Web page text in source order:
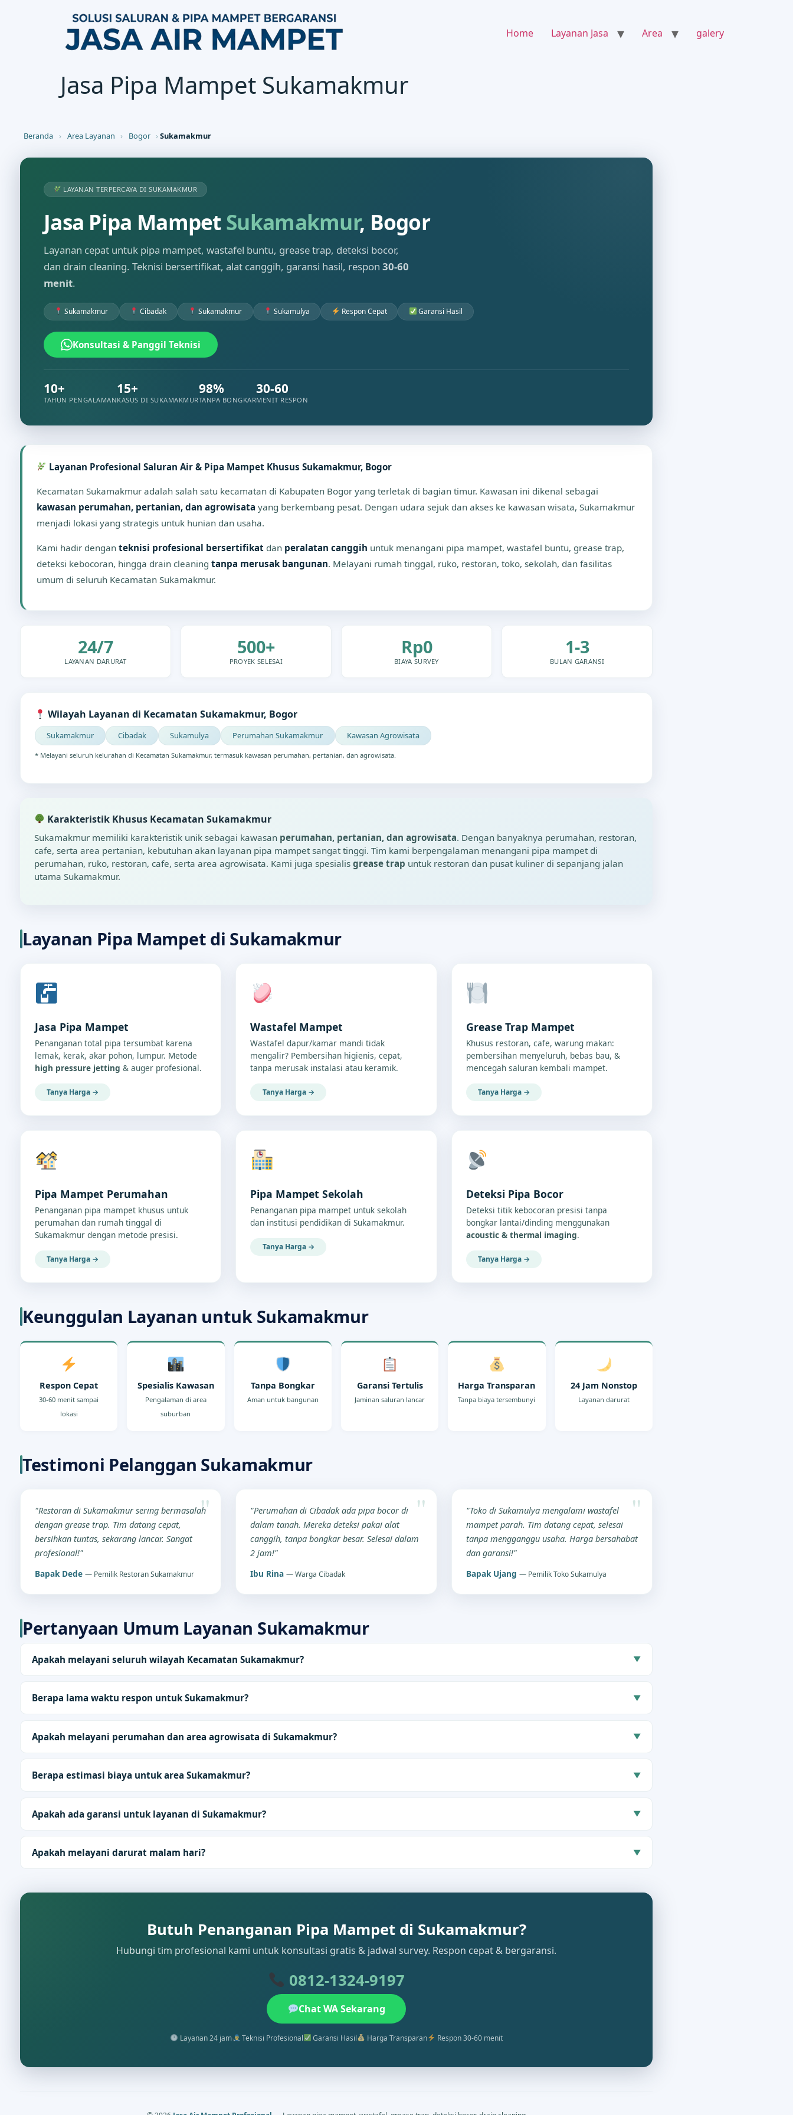
Home Layanan Jasa Area galery
Jasa Pipa Mampet Sukamakmur
Beranda › Area Layanan › Bogor ›Sukamakmur
LAYANAN TERPERCAYA DI SUKAMAKMUR
Jasa Pipa MampetSukamakmur, Bogor
Layanan cepat untuk pipa mampet, wastafel buntu, grease trap, deteksi bocor,
dan drain cleaning. Teknisi bersertifikat, alat canggih, garansi hasil, respon 30-60
menit.
Sukamakmur Cibadak Sukamakmur Sukamulya Respon Cepat Garansi Hasil
Konsultasi & Panggil Teknisi
10+
TAHUN PENGALAMAN
15+
KASUS DI SUKAMAKMUR
98%
TANPA BONGKAR
30-60
MENIT RESPON
Layanan Profesional Saluran Air & Pipa Mampet Khusus Sukamakmur, Bogor
Kecamatan Sukamakmur adalah salah satu kecamatan di Kabupaten Bogor yang terletak di bagian timur. Kawasan ini dikenal sebagai
kawasan perumahan, pertanian, dan agrowisata yang berkembang pesat. Dengan udara sejuk dan akses ke kawasan wisata, Sukamakmur
menjadi lokasi yang strategis untuk hunian dan usaha.
Kami hadir dengan teknisi profesional bersertifikat dan peralatan canggih untuk menangani pipa mampet, wastafel buntu, grease trap,
deteksi kebocoran, hingga drain cleaning tanpa merusak bangunan. Melayani rumah tinggal, ruko, restoran, toko, sekolah, dan fasilitas
umum di seluruh Kecamatan Sukamakmur.
24/7
LAYANAN DARURAT
500+
PROYEK SELESAI
Rp0
BIAYA SURVEY
1-3
BULAN GARANSI
Wilayah Layanan di Kecamatan Sukamakmur, Bogor
Sukamakmur Cibadak Sukamulya Perumahan Sukamakmur Kawasan Agrowisata
* Melayani seluruh kelurahan di Kecamatan Sukamakmur, termasuk kawasan perumahan, pertanian, dan agrowisata.
Karakteristik Khusus Kecamatan Sukamakmur
Sukamakmur memiliki karakteristik unik sebagai kawasan perumahan, pertanian, dan agrowisata. Dengan banyaknya perumahan, restoran,
cafe, serta area pertanian, kebutuhan akan layanan pipa mampet sangat tinggi. Tim kami berpengalaman menangani pipa mampet di
perumahan, ruko, restoran, cafe, serta area agrowisata. Kami juga spesialis grease trap untuk restoran dan pusat kuliner di sepanjang jalan
utama Sukamakmur.
Layanan Pipa Mampet di Sukamakmur
Jasa Pipa Mampet
Penanganan total pipa tersumbat karena
lemak, kerak, akar pohon, lumpur. Metode
high pressure jetting & auger profesional.
Tanya Harga →
Wastafel Mampet
Wastafel dapur/kamar mandi tidak
mengalir? Pembersihan higienis, cepat,
tanpa merusak instalasi atau keramik.
Tanya Harga →
Grease Trap Mampet
Khusus restoran, cafe, warung makan:
pembersihan menyeluruh, bebas bau, &
mencegah saluran kembali mampet.
Tanya Harga →
Pipa Mampet Perumahan
Penanganan pipa mampet khusus untuk
perumahan dan rumah tinggal di
Sukamakmur dengan metode presisi.
Tanya Harga →
Pipa Mampet Sekolah
Penanganan pipa mampet untuk sekolah
dan institusi pendidikan di Sukamakmur.
Tanya Harga →
Deteksi Pipa Bocor
Deteksi titik kebocoran presisi tanpa
bongkar lantai/dinding menggunakan
acoustic & thermal imaging.
Tanya Harga →
Keunggulan Layanan untuk Sukamakmur
Respon Cepat
30-60 menit sampai
lokasi
Spesialis Kawasan
Pengalaman di area
suburban
Tanpa Bongkar
Aman untuk bangunan
Garansi Tertulis
Jaminan saluran lancar
Harga Transparan
Tanpa biaya tersembunyi
24 Jam Nonstop
Layanan darurat
Testimoni Pelanggan Sukamakmur
"Restoran di Sukamakmur sering bermasalah
dengan grease trap. Tim datang cepat,
bersihkan tuntas, sekarang lancar. Sangat
profesional!"
Bapak Dede — Pemilik Restoran Sukamakmur
"Perumahan di Cibadak ada pipa bocor di
dalam tanah. Mereka deteksi pakai alat
canggih, tanpa bongkar besar. Selesai dalam
2 jam!"
Ibu Rina— Warga Cibadak
"Toko di Sukamulya mengalami wastafel
mampet parah. Tim datang cepat, selesai
tanpa mengganggu usaha. Harga bersahabat
dan garansi!"
Bapak Ujang — Pemilik Toko Sukamulya
Pertanyaan Umum Layanan Sukamakmur
Apakah melayani seluruh wilayah Kecamatan Sukamakmur? ▼
Berapa lama waktu respon untuk Sukamakmur? ▼
Apakah melayani perumahan dan area agrowisata di Sukamakmur? ▼
Berapa estimasi biaya untuk area Sukamakmur? ▼
Apakah ada garansi untuk layanan di Sukamakmur? ▼
Apakah melayani darurat malam hari? ▼
Butuh Penanganan Pipa Mampet di Sukamakmur?
Hubungi tim profesional kami untuk konsultasi gratis & jadwal survey. Respon cepat & bergaransi.
0812-1324-9197
Chat WA Sekarang
Layanan 24 jam Teknisi Profesional Garansi Hasil Harga Transparan Respon 30-60 menit